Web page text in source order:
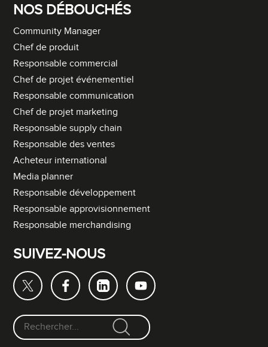
NOS DÉBOUCHÉS
Community Manager
Chef de produit
Responsable commercial
Chef de projet événementiel
Responsable communication
Chef de projet marketing
Responsable supply chain
Responsable des ventes
Acheteur international
Media planner
Responsable développement
Responsable approvisionnement
Responsable merchandising
SUIVEZ-NOUS
F